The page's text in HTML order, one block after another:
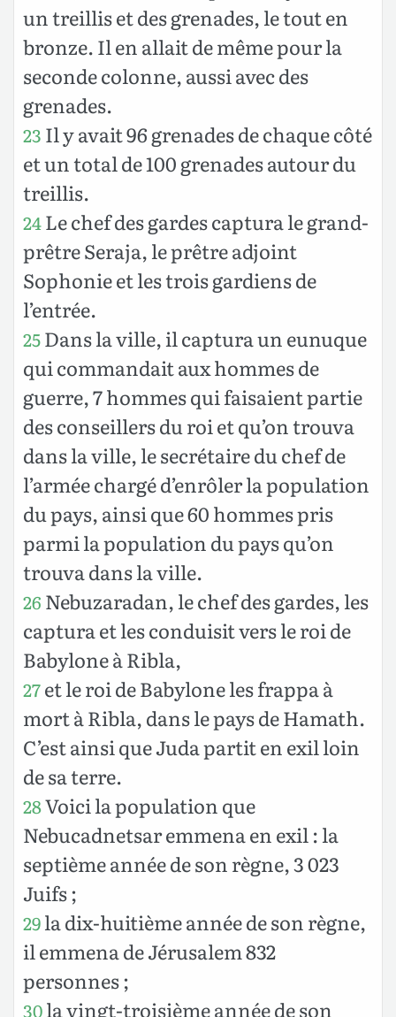
un treillis et des grenades, le tout en
bronze. Il en allait de même pour la
seconde colonne, aussi avec des
grenades.
23 Il y avait 96 grenades de chaque côté
et un total de 100 grenades autour du
treillis.
24Le chef des gardes captura le grand-
prêtre Seraja, le prêtre adjoint
Sophonie et les trois gardiens de
l’entrée.
25Dans la ville, il captura un eunuque
qui commandait aux hommes de
guerre, 7 hommes qui faisaient partie
des conseillers du roi et qu’on trouva
dans la ville, le secrétaire du chef de
l’armée chargé d’enrôler la population
du pays, ainsi que 60 hommes pris
parmi la population du pays qu’on
trouva dans la ville.
26 Nebuzaradan, le chef des gardes, les
captura et les conduisit vers le roi de
Babylone à Ribla,
27et le roi de Babylone les frappa à
mort à Ribla, dans le pays de Hamath.
C’est ainsi que Juda partit en exil loin
de sa terre.
28Voici la population que
Nebucadnetsar emmena en exil : la
septième année de son règne, 3 023
Juifs ;
29la dix-huitième année de son règne,
il emmena de Jérusalem 832
personnes ;
30la vingt-troisième année de son